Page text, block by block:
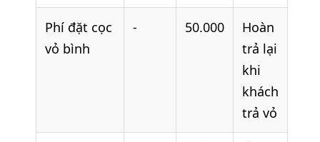
Phí đặt cọc
vỏ bình
- 50.000
Hoàn
trả lại
khi
khách
trả vỏ